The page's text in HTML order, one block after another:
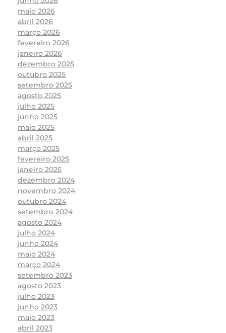
maio 2026
abril 2026
março 2026
fevereiro 2026
janeiro 2026
dezembro 2025
outubro 2025
setembro 2025
agosto 2025
julho 2025
junho 2025
maio 2025
abril 2025
março 2025
fevereiro 2025
janeiro 2025
dezembro 2024
novembro 2024
outubro 2024
setembro 2024
agosto 2024
julho 2024
junho 2024
maio 2024
março 2024
setembro 2023
agosto 2023
julho 2023
junho 2023
maio 2023
abril 2023